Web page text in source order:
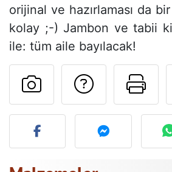
orijinal ve hazırlaması da
kolay ;-) Jambon ve tabii
ile: tüm aile bayılacak!
Tarif
Bu tarifin